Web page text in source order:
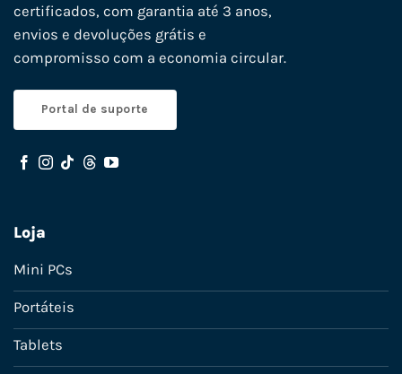
certificados, com garantia até 3 anos,
envios e devoluções grátis e
compromisso com a economia circular.
Portal de suporte
Loja
Mini PCs
Portáteis
Tablets